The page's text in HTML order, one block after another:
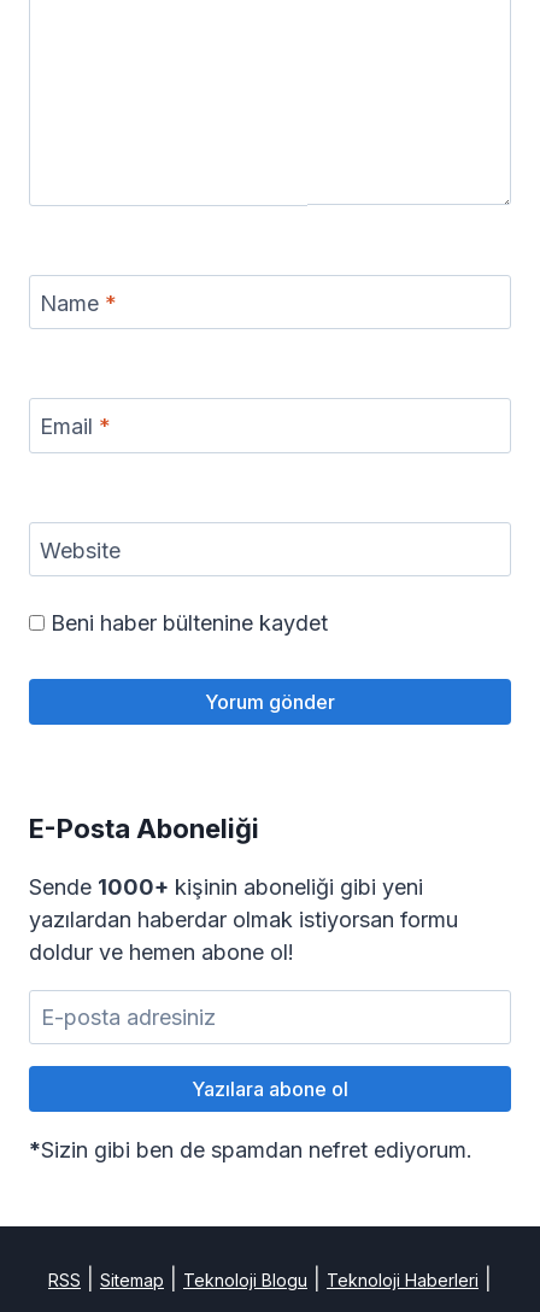
Name *
Email *
Website
Beni haber bültenine kaydet
E-Posta Aboneliği
Sende 1000+ kişinin aboneliği gibi yeni
yazılardan haberdar olmak istiyorsan formu
doldur ve hemen abone ol!
*Sizin gibi ben de spamdan nefret ediyorum.
RSS Sitemap Teknoloji Blogu Teknoloji Haberleri